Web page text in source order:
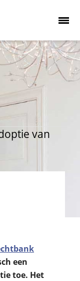
van
een
toe. Het